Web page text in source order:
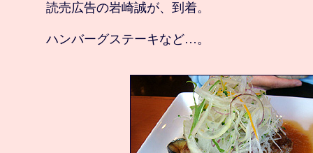
読売広告の岩崎誠が、到着。